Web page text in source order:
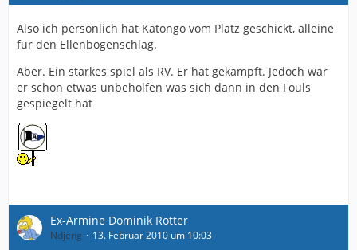
Also ich persönlich hät Katongo vom Platz geschickt, alleine
für den Ellenbogenschlag.
Aber. Ein starkes spiel als RV. Er hat gekämpft. Jedoch war
er schon etwas unbeholfen was sich dann in den Fouls
gespiegelt hat
Ex-Armine Dominik Rotter
Ndjeng 13. Februar 2010 um 10:03